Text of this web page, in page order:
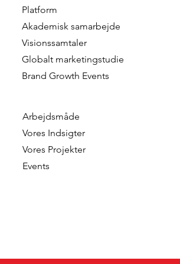
Chris Kersbergen & Esther
Vernhout – Rabobank
Platform
Akademisk samarbejde
Visionssamtaler
Globalt marketingstudie
Brand Growth Events​​
Arbejdsmåde
Vores Indsigter
Vores Projekter
Events